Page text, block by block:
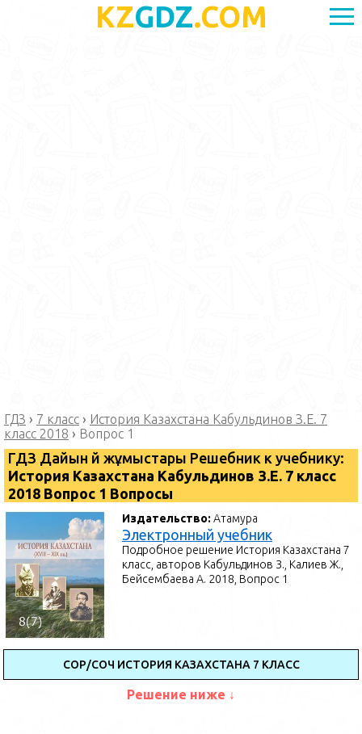
KZGDZ.COM
ГДЗ › 7 класс › История Казахстана Кабульдинов З.Е. 7
класс 2018 › Вопрос 1
ГДЗ Дайын үй жұмыстары Решебник к учебнику:
История Казахстана Кабульдинов З.Е. 7 класс
2018 Вопрос 1 Вопросы
Издательство:Атамура
Электронный учебник
Подробное решение История Казахстана 7
класс, авторов Кабульдинов З., Калиев Ж.,
Бейсембаева А. 2018, Вопрос 1
СОР/СОЧ ИСТОРИЯ КАЗАХСТАНА 7 КЛАСС
Решение ниже ↓